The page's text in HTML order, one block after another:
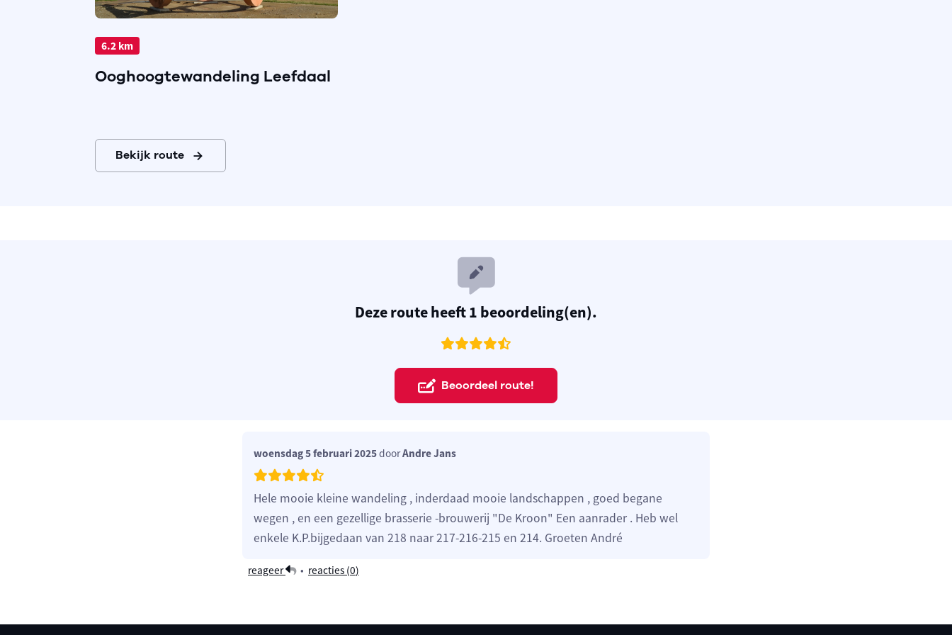
6.2 km
Ooghoogtewandeling Leefdaal
Bekijk route
Deze route heeft 1 beoordeling(en).
Beoordeel route!
woensdag 5 februari 2025doorAndre Jans
Hele mooie kleine wandeling , inderdaad mooie landschappen , goed begane
wegen , en een gezellige brasserie -brouwerij "De Kroon" Een aanrader . Heb wel
enkele K.P.bijgedaan van 218 naar 217-216-215 en 214. Groeten André
reageer • reacties (0)